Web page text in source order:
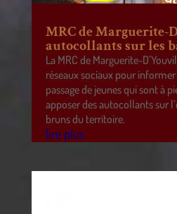
MRC de Marguerite-
autocollants sur les
La MRC de Marguerite-
réseaux sociaux pour
passage de jeunes qui sont à
apposer des autocollants sur
bruns du territoire.
lire plus